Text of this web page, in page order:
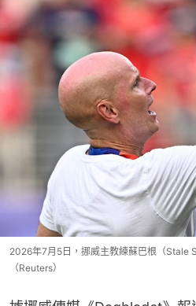
2026年7月5日，挪威主教練蘇巴根（Stale
（Reuters）